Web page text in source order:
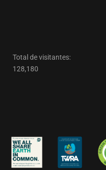
Total de visitantes:
128,180